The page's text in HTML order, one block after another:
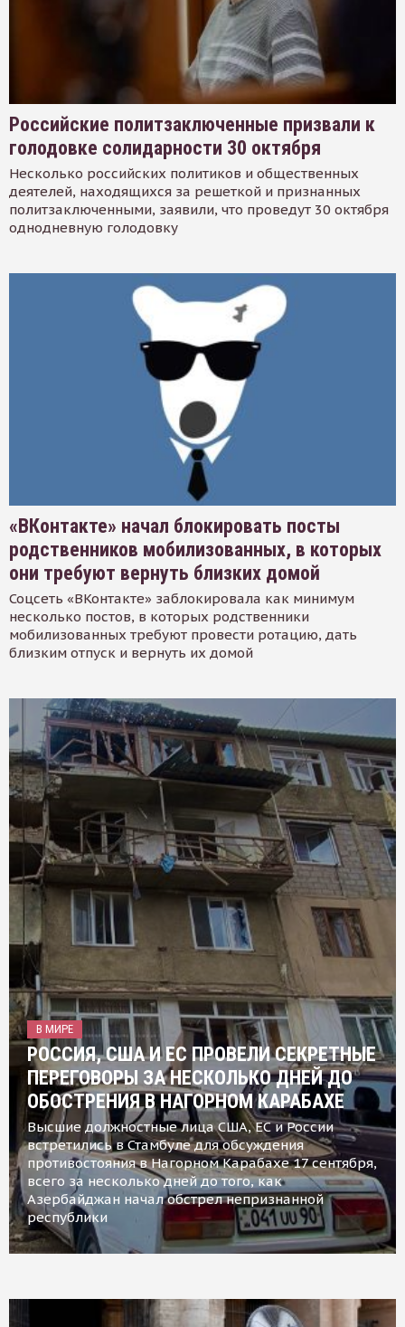
Российские политзаключенные призвали к
голодовке солидарности 30 октября
Несколько российских политиков и общественных
деятелей, находящихся за решеткой и признанных
политзаключенными, заявили, что проведут 30 октября
однодневную голодовку
«ВКонтакте» начал блокировать посты
родственников мобилизованных, в которых
они требуют вернуть близких домой
Соцсеть «ВКонтакте» заблокировала как минимум
несколько постов, в которых родственники
мобилизованных требуют провести ротацию, дать
близким отпуск и вернуть их домой
В МИРЕ
РОССИЯ, США И ЕС ПРОВЕЛИ СЕКРЕТНЫЕ
ПЕРЕГОВОРЫ ЗА НЕСКОЛЬКО ДНЕЙ ДО
ОБОСТРЕНИЯ В НАГОРНОМ КАРАБАХЕ
Высшие должностные лица США, ЕС и России
встретились в Стамбуле для обсуждения
противостояния в Нагорном Карабахе 17 сентября,
всего за несколько дней до того, как
Азербайджан начал обстрел непризнанной
республики